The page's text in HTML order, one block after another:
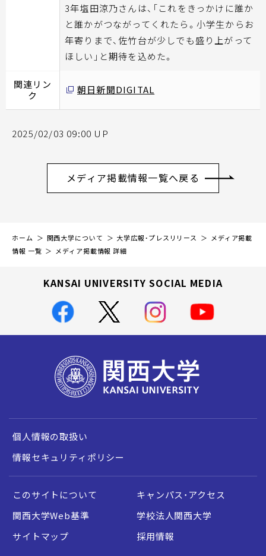
3年塩田涼乃さんは、「これをきっかけに誰か
と誰かがつながってくれたら。小学生からお
年寄りまで、佐竹台が少しでも盛り上がって
ほしい」と期待を込めた。
関連リン
ク
朝日新聞DIGITAL
2025/02/03 09:00 UP
メディア掲載情報一覧へ戻る
ホーム 関西大学について 大学広報・プレスリリース
メディア掲載
情報 一覧
メディア掲載情報 詳細
KANSAI UNIVERSITY SOCIAL MEDIA
個人情報の取扱い
情報セキュリティポリシー
このサイトについて
キャンパス・アクセス
関西大学Web基準
学校法人関西大学
サイトマップ
採用情報